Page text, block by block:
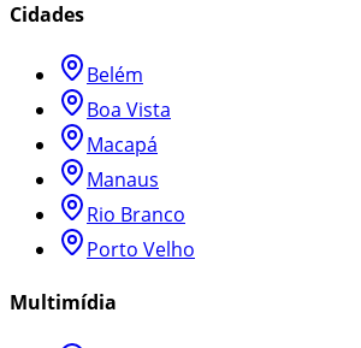
Cidades
Belém
Boa Vista
Macapá
Manaus
Rio Branco
Porto Velho
Multimídia